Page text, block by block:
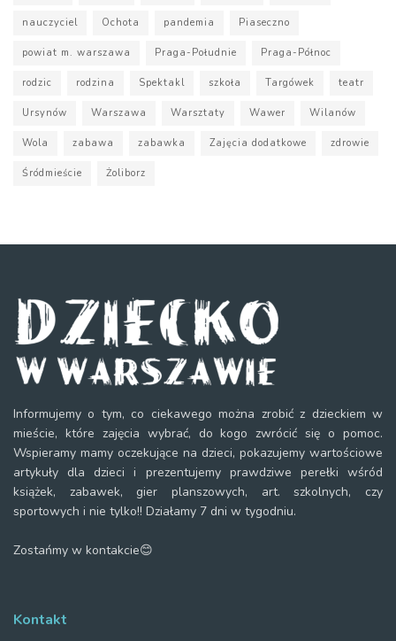
nauczyciel Ochota pandemia Piaseczno
powiat m. warszawa Praga-Południe Praga-Północ
rodzic rodzina Spektakl szkoła Targówek teatr
Ursynów Warszawa Warsztaty Wawer Wilanów
Wola zabawa zabawka Zajęcia dodatkowe zdrowie
Śródmieście Żoliborz
Informujemy o tym, co ciekawego można zrobić z dzieckiem w
mieście, które zajęcia wybrać, do kogo zwrócić się o pomoc.
Wspieramy mamy oczekujące na dzieci, pokazujemy wartościowe
artykuły dla dzieci i prezentujemy prawdziwe perełki wśród
książek, zabawek, gier planszowych, art. szkolnych, czy
sportowych i nie tylko!! Działamy 7 dni w tygodniu.
Zostańmy w kontakcie😊
Kontakt